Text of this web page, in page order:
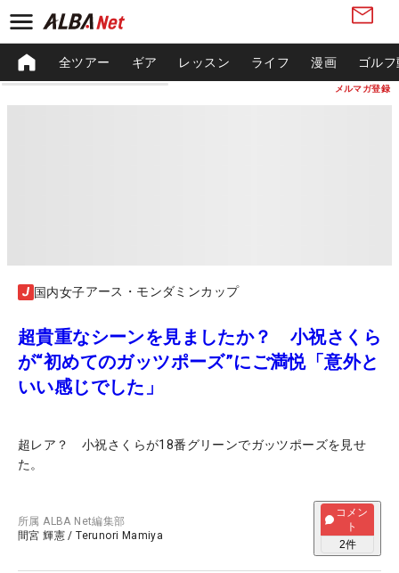
メルマガ登録
全ツアー ギア レッスン ライフ 漫画 ゴル
国内女子アース・モンダミンカップ
超貴重なシーンを見ましたか？ 小祝さくら
が“初めてのガッツポーズ”にご満悦「意外と
いい感じでした」
超レア？ 小祝さくらが18番グリーンでガッツポーズを見せ
た。
所属ALBA Net編集部
間宮 輝憲 /Terunori Mamiya
コメン
ト
2件